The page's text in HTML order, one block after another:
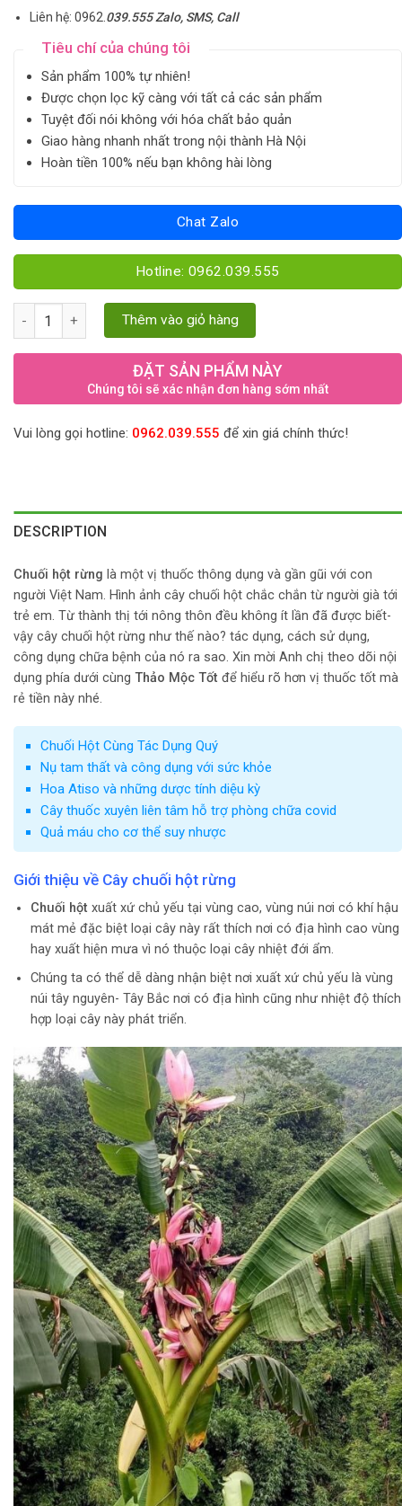
Liên hệ: 0962. 039.555 Zalo, SMS, Call
Tiêu chí của chúng tôi
Sản phẩm 100% tự nhiên!
Được chọn lọc kỹ càng với tất cả các sản phẩm
Tuyệt đối nói không với hóa chất bảo quản
Giao hàng nhanh nhất trong nội thành Hà Nội
Hoàn tiền 100% nếu bạn không hài lòng
Chat Zalo
Hotline: 0962.039.555
Chuối hột Rừng trị sỏi thận tiết niệu, đau nhức xương quantity
Thêm vào giỏ hàng
ĐẶT SẢN PHẨM NÀY
Chúng tôi sẽ xác nhận đơn hàng sớm nhất
Vui lòng gọi hotline: 0962.039.555 để xin giá chính thức!
DESCRIPTION
Chuối hột rừng là một vị thuốc thông dụng và gần gũi với con
người Việt Nam. Hình ảnh cây chuối hột chắc chắn từ người già tới
trẻ em. Từ thành thị tới nông thôn đều không ít lần đã được biết-
vậy cây chuối hột rừng như thế nào? tác dụng, cách sử dụng,
công dụng chữa bệnh của nó ra sao. Xin mời Anh chị theo dõi nội
dụng phía dưới cùng Thảo Mộc Tốt để hiểu rõ hơn vị thuốc tốt mà
rẻ tiền này nhé.
Chuối Hột Cùng Tác Dụng Quý
Nụ tam thất và công dụng với sức khỏe
Hoa Atiso và những dược tính diệu kỳ
Cây thuốc xuyên liên tâm hỗ trợ phòng chữa covid
Quả máu cho cơ thể suy nhược
Giới thiệu về Cây chuối hột rừng
Chuối hột xuất xứ chủ yếu tại vùng cao, vùng núi nơi có khí hậu
mát mẻ đặc biệt loại cây này rất thích nơi có địa hình cao vùng
hay xuất hiện mưa vì nó thuộc loại cây nhiệt đới ẩm.
Chúng ta có thể dễ dàng nhận biệt nơi xuất xứ chủ yếu là vùng
núi tây nguyên- Tây Bắc nơi có địa hình cũng như nhiệt độ thích
hợp loại cây này phát triển.